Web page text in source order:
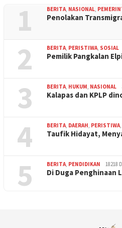
1 BERITA NASIONAL
Penolakan
2 BERITA PERISTIWA SOSIAL
Pemilik Pangkalan
3 BERITA HUKUM NASIONAL
Kalapas dan KPLP
4 BERITA DAERAH PERISTIWA
Taufik Hidayat,
5 BERITA PENDIDIKAN 18218
Di Duga Penghinaan